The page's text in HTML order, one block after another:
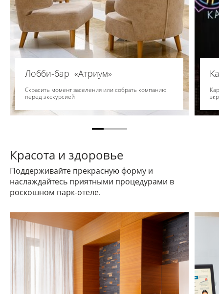
Лобби-бар «Атриум»
Скрасить момент заселения или собрать компанию
перед экскурсией
Красота и здоровье
Поддерживайте прекрасную форму и
наслаждайтесь приятными процедурами в
роскошном парк-отеле.